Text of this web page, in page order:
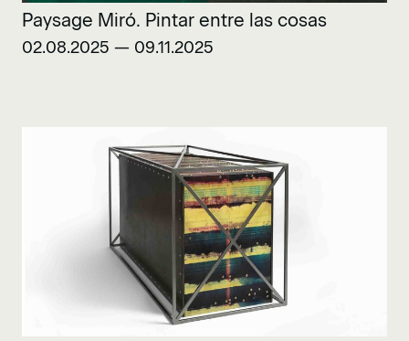
Paysage Miró. Pintar entre las cosas
02.08.2025 — 09.11.2025